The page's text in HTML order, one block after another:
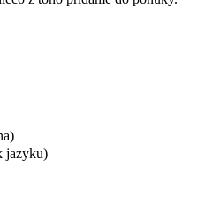
jazyku)